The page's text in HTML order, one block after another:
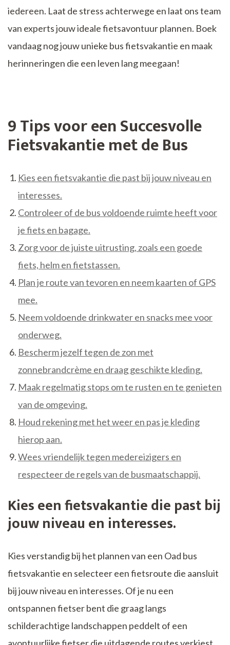
iedereen. Laat de stress achterwege en laat ons team
van experts jouw ideale fietsavontuur plannen. Boek
vandaag nog jouw unieke bus fietsvakantie en maak
herinneringen die een leven lang meegaan!
9 Tips voor een Succesvolle
Fietsvakantie met de Bus
Kies een fietsvakantie die past bij jouw niveau en
interesses.
Controleer of de bus voldoende ruimte heeft voor
je fiets en bagage.
Zorg voor de juiste uitrusting, zoals een goede
fiets, helm en fietstassen.
Plan je route van tevoren en neem kaarten of GPS
mee.
Neem voldoende drinkwater en snacks mee voor
onderweg.
Bescherm jezelf tegen de zon met
zonnebrandcrème en draag geschikte kleding.
Maak regelmatig stops om te rusten en te genieten
van de omgeving.
Houd rekening met het weer en pas je kleding
hierop aan.
Wees vriendelijk tegen medereizigers en
respecteer de regels van de busmaatschappij.
Kies een fietsvakantie die past bij
jouw niveau en interesses.
Kies verstandig bij het plannen van een Oad bus
fietsvakantie en selecteer een fietsroute die aansluit
bij jouw niveau en interesses. Of je nu een
ontspannen fietser bent die graag langs
schilderachtige landschappen peddelt of een